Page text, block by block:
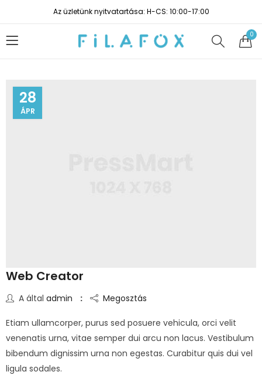
Az üzletünk nyitvatartása: H-CS: 10:00-17:00
0
28
ÁPR
Web Creator
A által admin Megosztás
Etiam ullamcorper, purus sed posuere vehicula, orci velit
venenatis urna, vitae semper dui arcu non lacus. Vestibulum
bibendum dignissim urna non egestas. Curabitur quis dui vel
ligula sodales.